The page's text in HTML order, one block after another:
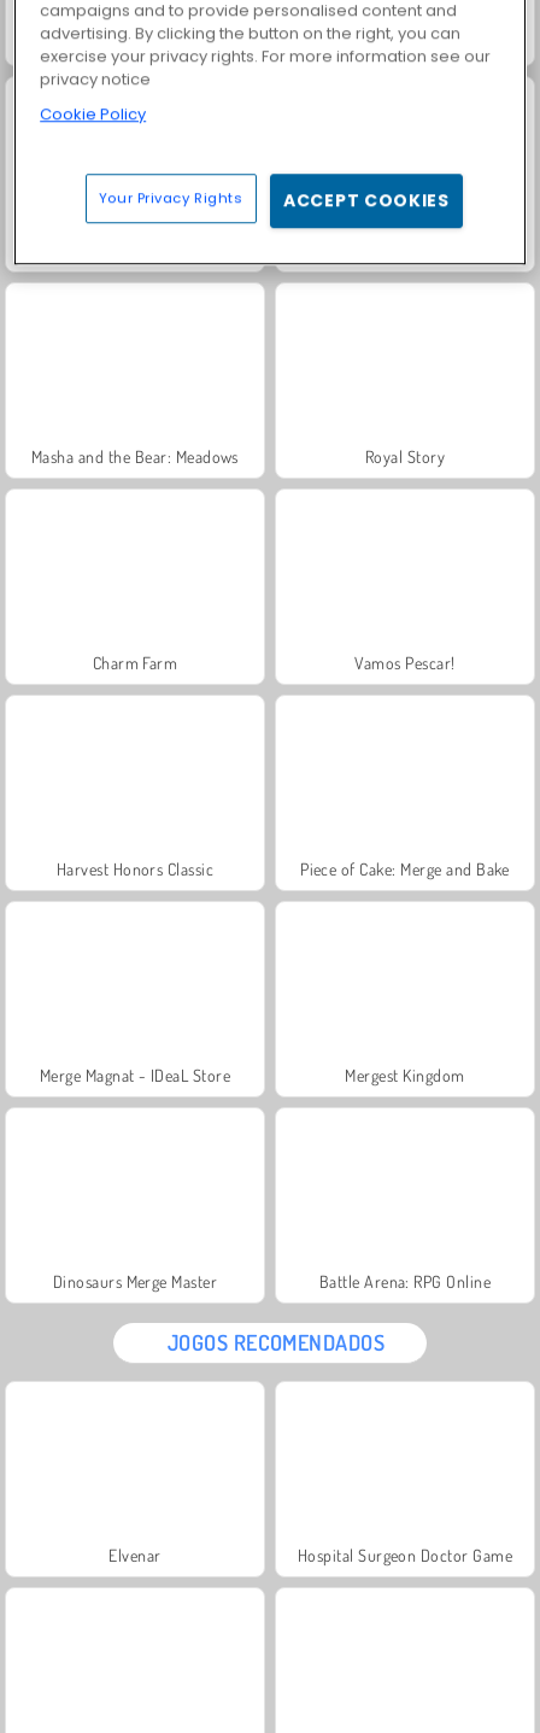
Scala 40 Farm Merge Valley
Masha and the Bear: Meadows Royal Story
Charm Farm Vamos Pescar!
Harvest Honors Classic Piece of Cake: Merge and Bake
Merge Magnat - IDeaL Store Mergest Kingdom
Dinosaurs Merge Master Battle Arena: RPG Online
JOGOS RECOMENDADOS
Elvenar Hospital Surgeon Doctor Game
campaigns and to provide personalised content and
advertising. By clicking the button on the right, you can
exercise your privacy rights. For more information see our
privacy notice
Cookie Policy
Your Privacy Rights ACCEPT COOKIES